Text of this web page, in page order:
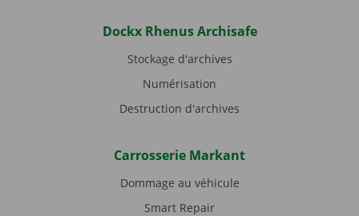
Dockx Rhenus Archisafe
Stockage d'archives
Numérisation
Destruction d'archives
Carrosserie Markant
Dommage au véhicule
Smart Repair